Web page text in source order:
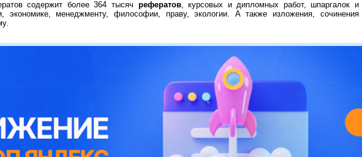
содержит более 364 тысяч рефератов, курсовых и дипломных работ, шпаргалок
экономике, менеджменту, философии, праву, экологии. А также изложения,